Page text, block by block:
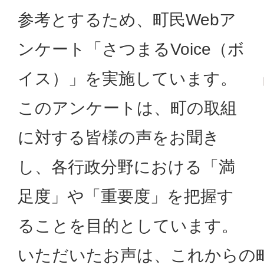
参考とするため、町民Webア
ンケート「さつまるVoice（ボ
イス）」を実施しています。
このアンケートは、町の取組
に対する皆様の声をお聞き
し、各行政分野における「満
足度」や「重要度」を把握す
ることを目的としています。
いただいたお声は、これからの